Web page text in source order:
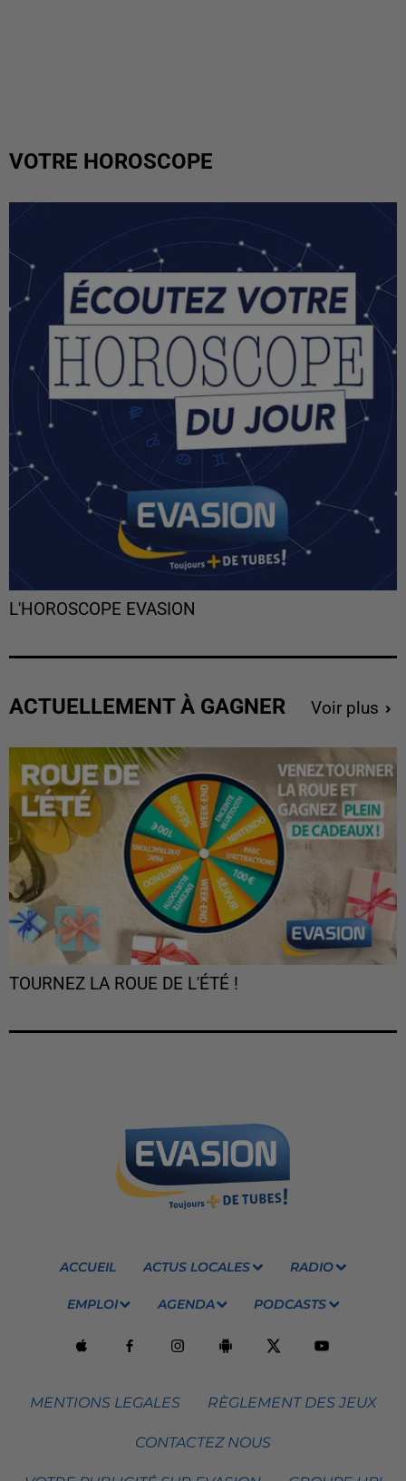
VOTRE HOROSCOPE
L'HOROSCOPE EVASION
ACTUELLEMENT À GAGNER Voir plus
TOURNEZ LA ROUE DE L'ÉTÉ !
ACCUEIL ACTUS LOCALES RADIO
EMPLOI AGENDA PODCASTS
MENTIONS LEGALES RÈGLEMENT DES JEUX
CONTACTEZ NOUS